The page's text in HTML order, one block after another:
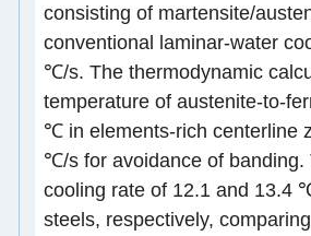
consisting of martensite/
conventional laminar-water
℃/s. The thermodynamic
temperature of austenite-to-
℃ in elements-rich centerline
℃/s for avoidance of banding.
cooling rate of 12.1 and 13.4
steels, respectively,